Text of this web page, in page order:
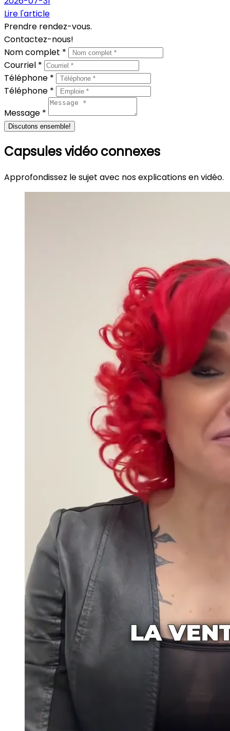
Lire l'article
Prendre rendez-vous.
Contactez-nous!
Nom complet *
Courriel *
Téléphone *
Téléphone *
Message *
Discutons ensemble!
Capsules vidéo connexes
Approfondissez le sujet avec nos explications en vidéo.